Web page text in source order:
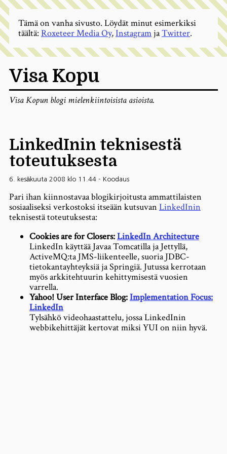
Visa Kopu
Visa Kopun blogi mielenkiintoisista asioista.
LinkedInin teknisestä
toteutuksesta
6. kesäkuuta 2008 klo 11.44- Koodaus
Pari ihan kiinnostavaa blogikirjoitusta ammattilaisten
sosiaaliseksi verkostoksi itseään kutsuvan LinkedInin
teknisestä toteutuksesta:
Cookies are for Closers:LinkedIn Architecture
LinkedIn käyttää Javaa Tomcatilla ja Jettyllä,
ActiveMQ:ta JMS-liikenteelle, suoria JDBC-
tietokantayhteyksiä ja Springiä. Jutussa kerrotaan
myös arkkitehtuurin kehittymisestä vuosien
varrella.
Yahoo! User Interface Blog:Implementation Focus:
LinkedIn
Tylsähkö videohaastattelu, jossa LinkedInin
webbikehittäjät kertovat miksi YUI on niin hyvä.
Tämä on vanha sivusto. Löydät minut esimerkiksi
täältä: Roxeteer Media Oy,InstagramjaTwitter.